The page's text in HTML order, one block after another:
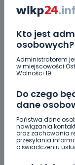
Kto jest
osobowych?
Administratorem
w miejscowości
Wolności 19.
Do czego
dane
Państwa dane
nawiązania
oraz zachowania
przesyłania
o świadczeniu
REGION
„Komik w
Ostrów
13.03.2023 16:21